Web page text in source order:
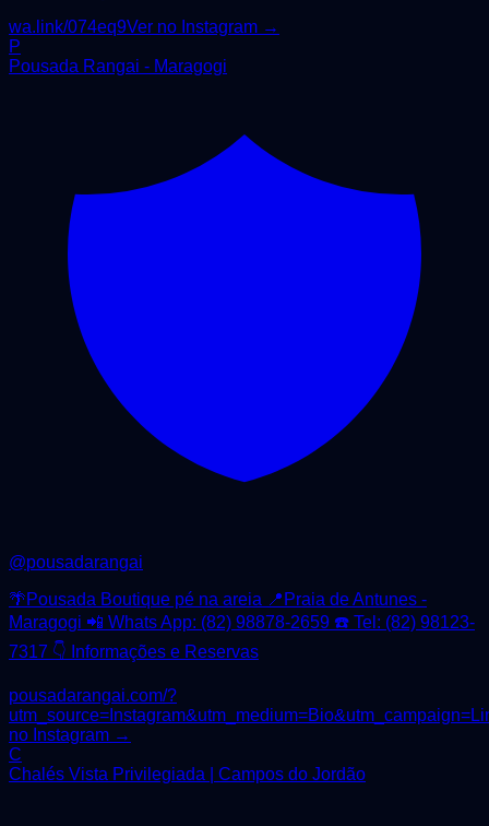
wa.link/074eq9Ver no Instagram →
P
Pousada Rangai - Maragogi
@pousadarangai
🌴Pousada Boutique pé na areia 📍Praia de Antunes -
Maragogi 📲 Whats App: (82) 98878-2659 ☎️ Tel: (82) 98123-
7317 👇 Informações e Reservas
pousadarangai.com/?
no Instagram →
C
Chalés Vista Privilegiada | Campos do Jordão